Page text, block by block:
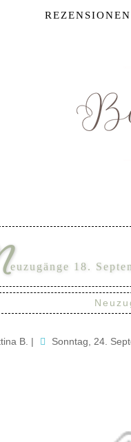
REZENSIONEN
euzugänge 18.
B. | Sonntag, 24.